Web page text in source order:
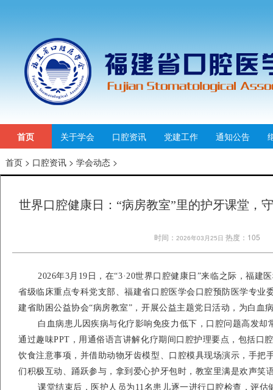
首页 关于学会 口腔资讯 党建工作 通知公告
首页 > 口腔资讯 > 学会动态 >
世界口腔健康日：“病房教室”里的护牙课堂，
时间： 2026年03月25日 热度：105
2026年3 月 19 日，在“3· 20世界口腔健康日”来临之际，福建
省级临床重点专科党支部、福建省口腔医学会口腔预防医学专业
建省助困公益协会“病房教室”，开展公益主题党日活动，为白血
白血病患儿因疾病与化疗影响免疫力低下，口腔问题高发却
通过趣味PPT ，用通俗语言讲解化疗期间口腔护理要点，包括口
饮食注意事项，并借助动物牙齿模型、口腔模具现场演示，手把
们积极互动、踊跃参与，拿到爱心护牙包时，教室里满是欢声笑
课堂结束后，医护人员为 11 名患儿逐一进行口腔检查，评估